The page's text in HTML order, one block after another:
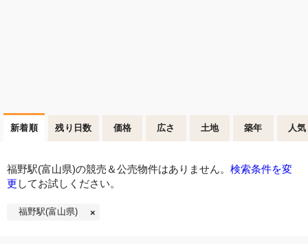
新着順 残り日数 価格 広さ 土地 築年 人気
福野駅(富山県)の競売＆公売物件はありません。 検索条件を変
更 してお試しください。
福野駅(富山県)